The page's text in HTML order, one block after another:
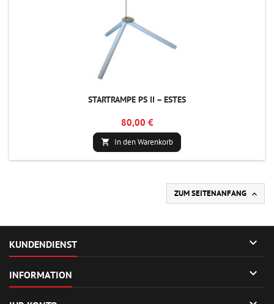
STARTRAMPE PS II – ESTES
80,00 €
 In den Warenkorb
ZUM SEITENANFANG 
KUNDENDIENST 
INFORMATION 